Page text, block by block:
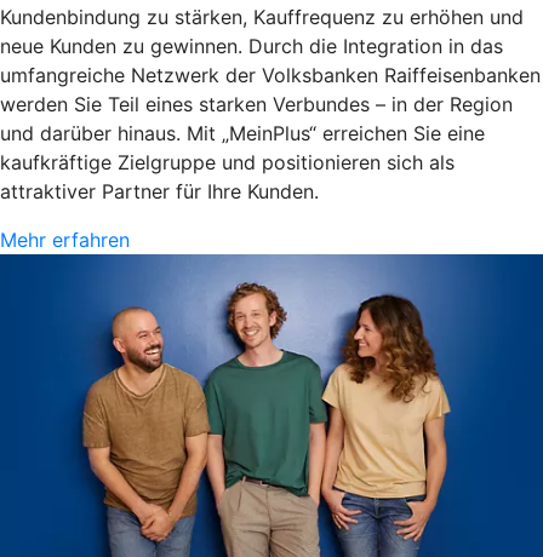
Kunden­bindung zu stärken, Kauffrequenz zu erhöhen und
neue Kunden zu gewinnen. Durch die Integration in das
umfangreiche Netzwerk der Volksbanken Raiffeisenbanken
werden Sie Teil eines starken Verbundes – in der Region
und darüber hinaus. Mit „MeinPlus“ erreichen Sie eine
kaufkräftige Zielgruppe und positionieren sich als
attraktiver Partner für Ihre Kunden.
Mehr erfahren